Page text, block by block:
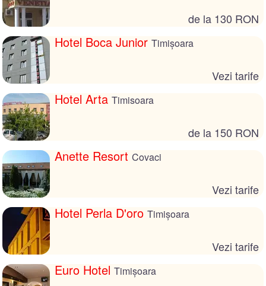
de la 130 RON
Hotel Boca Junior Timișoara
Vezi tarife
Hotel Arta Timisoara
de la 150 RON
Anette Resort Covaci
Vezi tarife
Hotel Perla D'oro Timișoara
Vezi tarife
Euro Hotel Timișoara